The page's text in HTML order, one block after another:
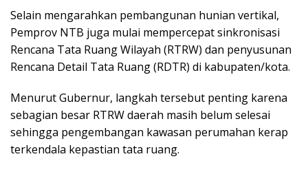
Selain mengarahkan pembangunan hunian vertikal,
Pemprov NTB juga mulai mempercepat sinkronisasi
Rencana Tata Ruang Wilayah (RTRW) dan penyusunan
Rencana Detail Tata Ruang (RDTR) di kabupaten/kota.
Menurut Gubernur, langkah tersebut penting karena
sebagian besar RTRW daerah masih belum selesai
sehingga pengembangan kawasan perumahan kerap
terkendala kepastian tata ruang.